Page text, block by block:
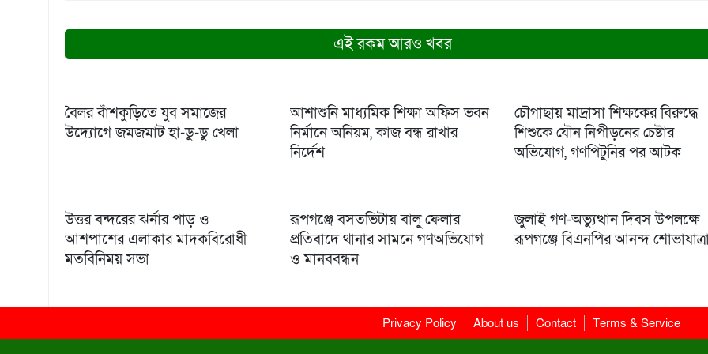
এই রকম আরও খবর
বৈলর বাঁশকুড়িতে যুব সমাজের
উদ্যোগে জমজমাট হা-ডু-ডু খেলা
আশাশুনি মাধ্যমিক শিক্ষা অফিস ভবন
নির্মানে অনিয়ম, কাজ বন্ধ রাখার
নির্দেশ
চৌগাছায় মাদ্রাসা শিক্ষকের বিরুদ্ধে
শিশুকে যৌন নিপীড়নের চেষ্টার
অভিযোগ, গণপিটুনির পর আটক
উত্তর বন্দরের ঝর্নার পাড় ও
আশপাশের এলাকার মাদকবিরোধী
মতবিনিময় সভা
রূপগঞ্জে বসতভিটায় বালু ফেলার
প্রতিবাদে থানার সামনে গণঅভিযোগ
ও মানববন্ধন
জুলাই গণ-অভ্যুত্থান দিবস উপলক্ষে
রূপগঞ্জে বিএনপির আনন্দ
Privacy Policy About us Contact Terms & Service